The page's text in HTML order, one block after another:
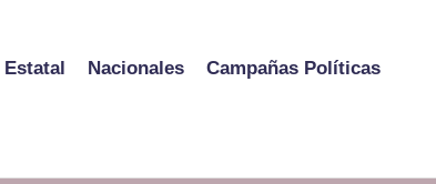
Estatal Nacionales Campañas Políticas